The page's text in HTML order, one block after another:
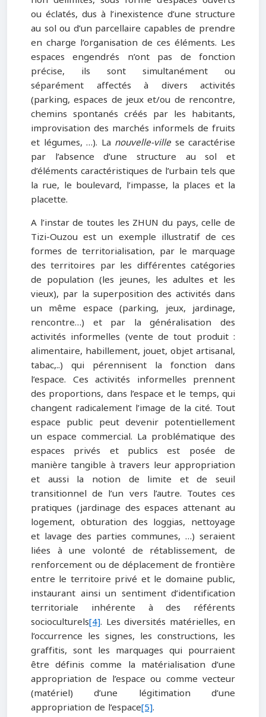
ou éclatés, dus à l’inexistence d’une structure
au sol ou d’un parcellaire capables de prendre
en charge l’organisation de ces éléments. Les
espaces engendrés n’ont pas de fonction
précise, ils sont simultanément ou
séparément affectés à divers activités
(parking, espaces de jeux et/ou de rencontre,
chemins spontanés créés par les habitants,
improvisation des marchés informels de fruits
et légumes, …). La nouvelle-ville se caractérise
par l’absence d’une structure au sol et
d’éléments caractéristiques de l’urbain tels que
la rue, le boulevard, l’impasse, la places et la
placette.
A l’instar de toutes les ZHUN du pays, celle de
Tizi-Ouzou est un exemple illustratif de ces
formes de territorialisation, par le marquage
des territoires par les différentes catégories
de population (les jeunes, les adultes et les
vieux), par la superposition des activités dans
un même espace (parking, jeux, jardinage,
rencontre…) et par la généralisation des
activités informelles (vente de tout produit :
alimentaire, habillement, jouet, objet artisanal,
tabac,..) qui pérennisent la fonction dans
l’espace. Ces activités informelles prennent
des proportions, dans l’espace et le temps, qui
changent radicalement l’image de la cité. Tout
espace public peut devenir potentiellement
un espace commercial. La problématique des
espaces privés et publics est posée de
manière tangible à travers leur appropriation
et aussi la notion de limite et de seuil
transitionnel de l’un vers l’autre. Toutes ces
pratiques (jardinage des espaces attenant au
logement, obturation des loggias, nettoyage
et lavage des parties communes, …) seraient
liées à une volonté de rétablissement, de
renforcement ou de déplacement de frontière
entre le territoire privé et le domaine public,
instaurant ainsi un sentiment d’identification
territoriale inhérente à des référents
socioculturels[4]. Les diversités matérielles, en
l’occurrence les signes, les constructions, les
graffitis, sont les marquages qui pourraient
être définis comme la matérialisation d’une
appropriation de l’espace ou comme vecteur
(matériel) d’une légitimation d’une
appropriation de l’espace[5].